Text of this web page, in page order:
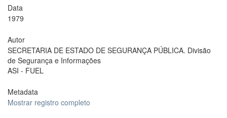
Data
1979
Autor
SECRETARIA DE ESTADO DE SEGURANÇA PÚBLICA. Divisão
de Segurança e Informações
ASI - FUEL
Metadata
Mostrar registro completo